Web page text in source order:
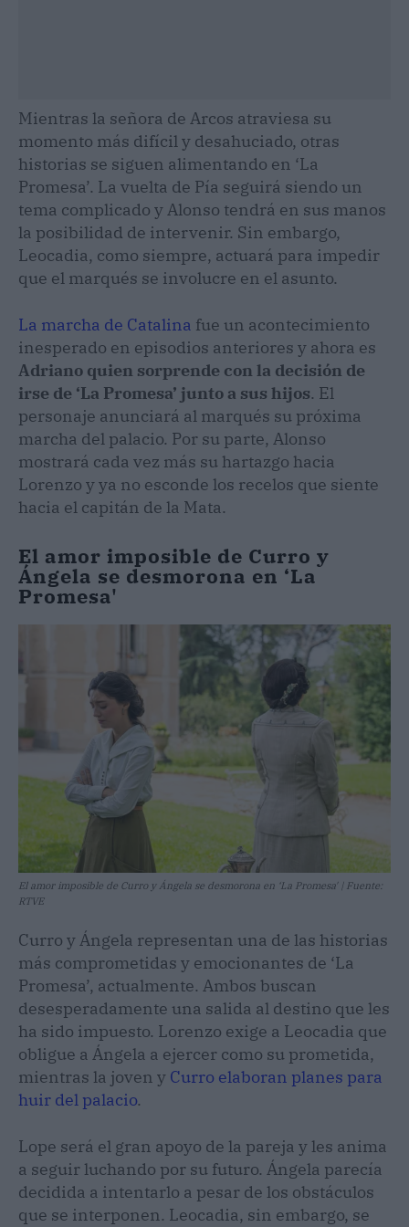
Mientras la señora de Arcos atraviesa su
momento más difícil y desahuciado, otras
historias se siguen alimentando en ‘La
Promesa’. La vuelta de Pía seguirá siendo un
tema complicado y Alonso tendrá en sus manos
la posibilidad de intervenir. Sin embargo,
Leocadia, como siempre, actuará para impedir
que el marqués se involucre en el asunto.
La marcha de Catalina fue un acontecimiento
inesperado en episodios anteriores y ahora es
Adriano quien sorprende con la decisión de
irse de ‘La Promesa’ junto a sus hijos. El
personaje anunciará al marqués su próxima
marcha del palacio. Por su parte, Alonso
mostrará cada vez más su hartazgo hacia
Lorenzo y ya no esconde los recelos que siente
hacia el capitán de la Mata.
El amor imposible de Curro y
Ángela se desmorona en ‘La
Promesa'
El amor imposible de Curro y Ángela se desmorona en ‘La Promesa' | Fuente:
RTVE
Curro y Ángela representan una de las historias
más comprometidas y emocionantes de ‘La
Promesa’, actualmente. Ambos buscan
desesperadamente una salida al destino que les
ha sido impuesto. Lorenzo exige a Leocadia que
obligue a Ángela a ejercer como su prometida,
mientras la joven y Curro elaboran planes para
huir del palacio.
Lope será el gran apoyo de la pareja y les anima
a seguir luchando por su futuro. Ángela parecía
decidida a intentarlo a pesar de los obstáculos
que se interponen. Leocadia, sin embargo, se